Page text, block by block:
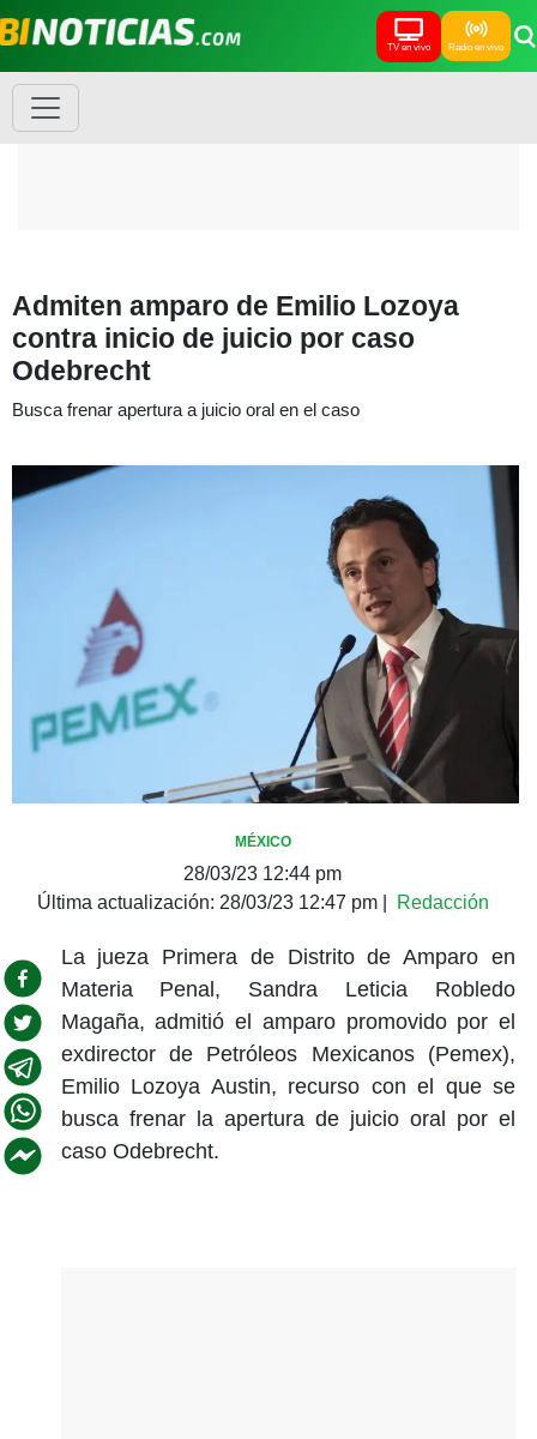
TV en vivo Radio en vivo
Admiten amparo de Emilio Lozoya
contra inicio de juicio por caso
Odebrecht
Busca frenar apertura a juicio oral en el caso
MÉXICO
28/03/23 12:44 pm
Última actualización: 28/03/23 12:47 pm| Redacción
La jueza Primera de Distrito de Amparo en
Materia Penal, Sandra Leticia Robledo
Magaña, admitió el amparo promovido por el
exdirector de Petróleos Mexicanos (Pemex),
Emilio Lozoya Austin, recurso con el que se
busca frenar la apertura de juicio oral por el
caso Odebrecht.